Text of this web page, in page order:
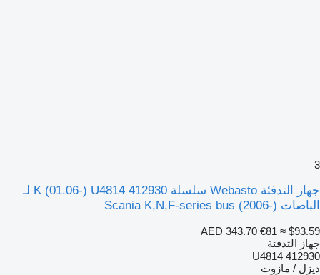
3
جهاز التدفئة Webasto سلسلة K (01.06-) U4814 412930 لـ
الباصات Scania K,N,F-series bus (2006-)
AED 343.70 €81 ≈ $93.59
جهاز التدفئة
U4814 412930
ديزل / مازوت